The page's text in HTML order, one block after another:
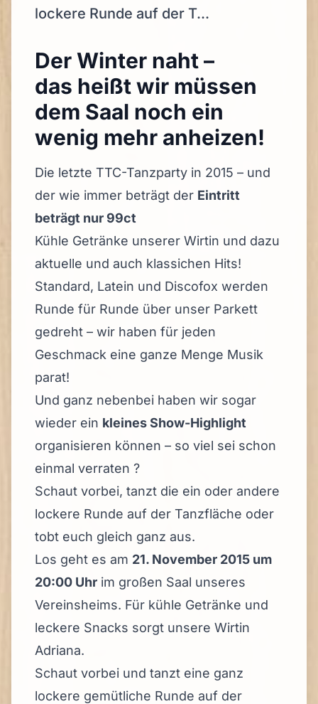
lockere Runde auf der T...
Der Winter naht –
das heißt wir müssen
dem Saal noch ein
wenig mehr anheizen!
Die letzte TTC-Tanzparty in 2015 – und
der wie immer beträgt der Eintritt
beträgt nur 99ct
Kühle Getränke unserer Wirtin und dazu
aktuelle und auch klassichen Hits!
Standard, Latein und Discofox werden
Runde für Runde über unser Parkett
gedreht – wir haben für jeden
Geschmack eine ganze Menge Musik
parat!
Und ganz nebenbei haben wir sogar
wieder ein kleines Show-Highlight
organisieren können – so viel sei schon
einmal verraten ?
Schaut vorbei, tanzt die ein oder andere
lockere Runde auf der Tanzfläche oder
tobt euch gleich ganz aus.
Los geht es am 21. November 2015 um
20:00 Uhr im großen Saal unseres
Vereinsheims. Für kühle Getränke und
leckere Snacks sorgt unsere Wirtin
Adriana.
Schaut vorbei und tanzt eine ganz
lockere gemütliche Runde auf der